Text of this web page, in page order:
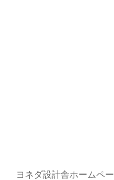
ヨネダ設計舎ホームペ